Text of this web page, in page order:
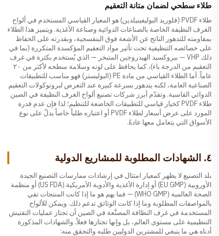
طلاء سطحي لضمان متانة التعقيم
طلاء PVDF (فلوريد البوليفينيلدين) هو المعيار القياسي المستخدم في ألواح
الغرف النظيفة الخاصة بالصناعات الدوائية وصناعة الأغذية. ويتميز هذا الطلاء
بمقاومته للتدهور الناتج عن الأشعة فوق البنفسجية، وبقدرته على الحفاظ
على خصائصه التنظيفية تحت تأثير مواد التعقيم المؤكسدة المتكررة (بما في
ذلك VHP — بيروكسيد الهيدروجين المتبخر — الذي يُستخدم بكثرة في غرف
التعقيم من الدرجة باء)، كما يحافظ على لونه وسلامة سطحه لأكثر من ٢٠
عاماً. أما الطلاء القياسي من مادة PE (البوليستر) فهو مناسب للتطبيقات
الصناعية العامة، لكنه يتدهور بسرعة كبيرة عند التعرض لبروتوكولات التعقيم
الدوائي القاسية. وتقدّم أبرز شركات تصنيع ألواح الغرف النظيفة في الصين
طلاء PVDF كخيار قياسي للتطبيقات الخاضعة للتنظيم؛ لذا فإن عدم قدرة
المورد على عرض أسعار لطلاء PVDF أو اعتباره طلباً خاصاً يدلّ على نوع
الأسواق التي يتعامل معها عادةً.
٤. الشهادات المطلوبة للمشاريع الدولية
بلد التصنيع لا يظهر كمعيار امتثال في إرشادات ممارسات التصنيع الجيدة
الأوروبية (EU GMP) أو إدارة الأغذية والأدوية الأمريكية (US FDA) أو منظمة
الصحة العالمية (WHO GMP) — فما يهم هو ما إذا كانت المنتجات تفي
بالمواصفات المطلوبة وما إذا كانت الوثائق تدعم ذلك. ويمكن للألواح
المستخدمة في غرف النظافة المصنَّعة في الصين أن تجتاز عمليات التفتيش
التنظيمية على مستوى العالم، بل وإنها تجتازها فعلاً. والشهادات المذكورة
أدناه هي ما ينبغي للمشترين الدوليين طلبه والتحقق منه: